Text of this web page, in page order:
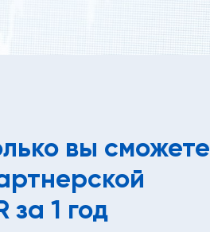
вы сможете
за 1 год